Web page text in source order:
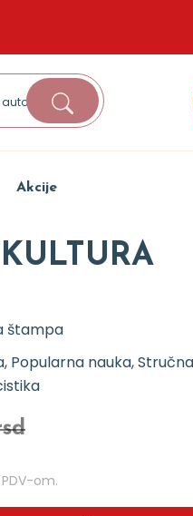
Akcije
štampa
Popularna nauka,
om.